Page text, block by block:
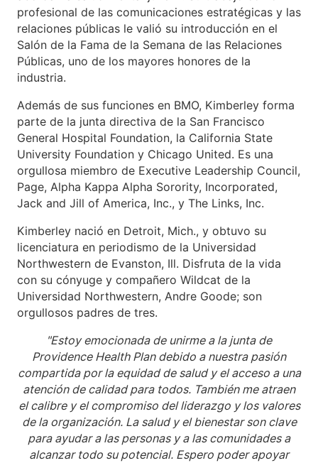
profesional de las comunicaciones estratégicas y las
relaciones públicas le valió su introducción en el
Salón de la Fama de la Semana de las Relaciones
Públicas, uno de los mayores honores de la
industria.
Además de sus funciones en BMO, Kimberley forma
parte de la junta directiva de la San Francisco
General Hospital Foundation, la California State
University Foundation y Chicago United. Es una
orgullosa miembro de Executive Leadership Council,
Page, Alpha Kappa Alpha Sorority, Incorporated,
Jack and Jill of America, Inc., y The Links, Inc.
Kimberley nació en Detroit, Mich., y obtuvo su
licenciatura en periodismo de la Universidad
Northwestern de Evanston, Ill. Disfruta de la vida
con su cónyuge y compañero Wildcat de la
Universidad Northwestern, Andre Goode; son
orgullosos padres de tres.
"Estoy emocionada de unirme a la junta de
Providence Health Plan debido a nuestra pasión
compartida por la equidad de salud y el acceso a una
atención de calidad para todos. También me atraen
el calibre y el compromiso del liderazgo y los valores
de la organización. La salud y el bienestar son clave
para ayudar a las personas y a las comunidades a
alcanzar todo su potencial. Espero poder apoyar